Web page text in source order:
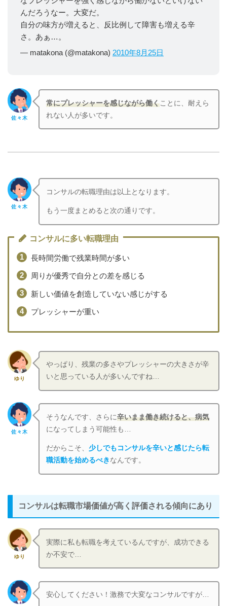
んだろうなー。大変だ。
自分の味方が増えると、反比例して障害も増える辛
さ。あぁ…。
— matakona (@matakona) 2010年8月25日
佐々木
常にプレッシャーを感じながら働くことに、耐えら
れない人が多いです。
佐々木
コンサルの転職理由は以上となります。
もう一度まとめると次の通りです。
コンサルに多い転職理由
長時間労働で残業時間が多い
周りが優秀で自分との差を感じる
新しい価値を創造していない感じがする
プレッシャーが重い
ゆり
やっぱり、残業の多さやプレッシャーの大きさが辛
いと思っている人が多いんですね…
佐々木
そうなんです、さらに辛いまま働き続けると、病気
になってしまう可能性も…
だからこそ、少しでもコンサルを辛いと感じたら転
職活動を始めるべき なんです。
コンサルは転職市場価値が高く評価される傾向にあり
ゆり
実際に私も転職を考えているんですが、成功できる
か不安で…
安心してください！激務で大変なコンサルですが…